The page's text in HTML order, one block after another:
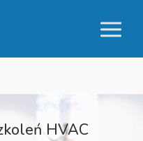
HVAC